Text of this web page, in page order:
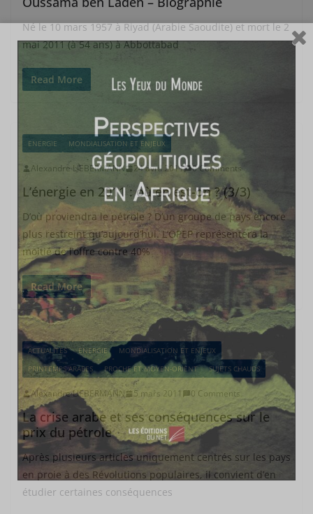
Né le 10 mars 1957 à Riyad (Arabie Saoudite) et mort le 2
mai 2011 (à 54 ans) à Abbottabad
Read More
ENERGIE MONDIALISATION ET ENJEUX
Alexandre LIEBERMANN 24 avril 2011 0 Comments
L’énergie en 2011 : où en est-on ? (3/3)
D’où proviendra le pétrole ? D’un groupe de pays encore
plus restreint qu’aujourd’hui. L’OPEP représentera la
moitié de l’offre contre 40%
Read More
ACTUALITÉS ENERGIE
MONDIALISATION ET ENJEUX
PRINTEMPS ARABES
PROCHE ET MOYEN-ORIENT SUJETS CHAUDS
Alexandre LIEBERMANN 5 mars 2011 0 Comments
La crise arabe et ses conséquences sur le
prix du pétrole
Après plusieurs articles uniquement centrés sur les pays
en proie à des Révolutions populaires, il convient d’en
étudier certaines conséquences